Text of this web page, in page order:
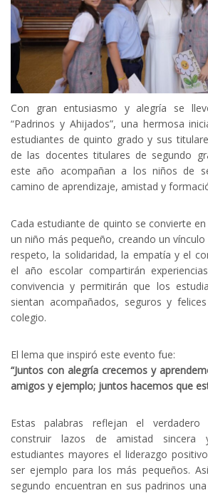
Con gran entusiasmo y alegría se
“Padrinos y Ahijados”, una hermosa
estudiantes de quinto grado y sus
de las docentes titulares de segundo
este año acompañan a los niños de
camino de aprendizaje, amistad y
Cada estudiante de quinto se convierte
un niño más pequeño, creando un
respeto, la solidaridad, la empatía y el
el año escolar compartirán
convivencia y permitirán que los
sientan acompañados, seguros y
colegio.
El lema que inspiró este evento fue:
“Juntos con alegría crecemos y
amigos y ejemplo; juntos hacemos que
Estas palabras reflejan el
construir lazos de amistad
estudiantes mayores el liderazgo
ser ejemplo para los más pequeños.
segundo encuentran en sus padrinos